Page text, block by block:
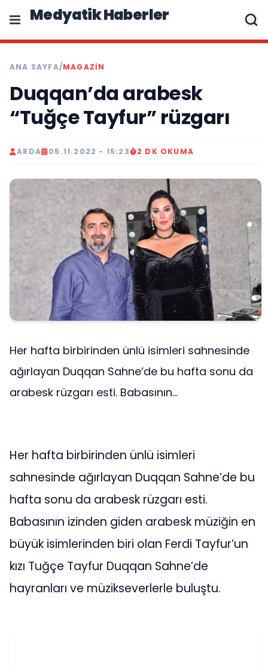
Medyatik Haberler
ANA SAYFA/MAGAZİN
Duqqan’da arabesk
“Tuğçe Tayfur” rüzgarı
ARDA 05.11.2022 - 15:23 2 DK OKUMA
Her hafta birbirinden ünlü isimleri sahnesinde
ağırlayan Duqqan Sahne’de bu hafta sonu da
arabesk rüzgarı esti. Babasının...
Her hafta birbirinden ünlü isimleri
sahnesinde ağırlayan Duqqan Sahne’de bu
hafta sonu da arabesk rüzgarı esti.
Babasının izinden giden arabesk müziğin en
büyük isimlerinden biri olan Ferdi Tayfur’un
kızı Tuğçe Tayfur Duqqan Sahne’de
hayranları ve müzikseverlerle buluştu.